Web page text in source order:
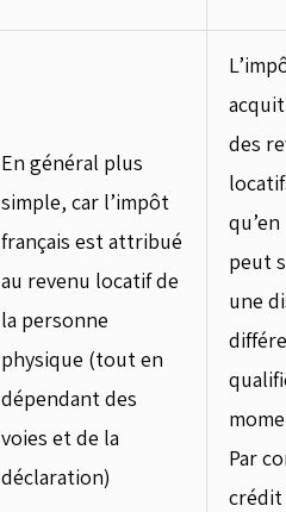
En général plus
simple, car l’impôt
français est attribué
au revenu locatif de
la personne
physique (tout en
dépendant des
voies et de la
déclaration)
des
peut
une
Par
crédit